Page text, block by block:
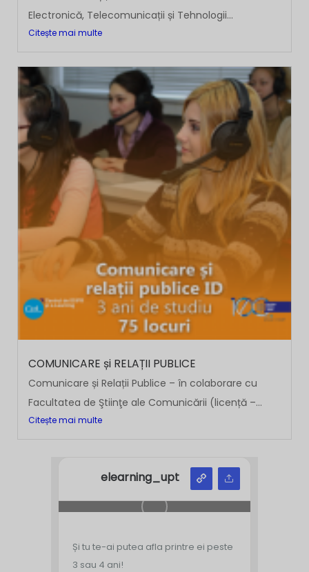
Electronică, Telecomunicații și Tehnologii...
Citește mai multe
COMUNICARE și RELAȚII PUBLICE
Comunicare și Relații Publice – în colaborare cu
Facultatea de Ştiinţe ale Comunicării (licență –...
Citește mai multe
elearning_upt
Și tu te-ai putea afla printre ei peste
3 sau 4 ani!